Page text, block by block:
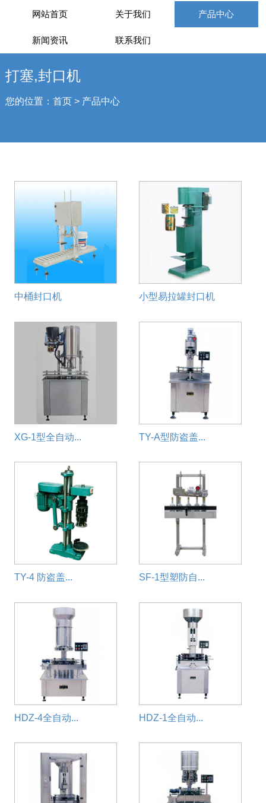
网站首页 关于我们 产品中心
新闻资讯 联系我们
打塞,封口机
您的位置： 首页> 产品中心
中桶封口机 小型易拉罐封口机
XG-1型全自动... TY-A型防盗盖...
TY-4 防盗盖... SF-1型塑防自...
HDZ-4全自动... HDZ-1全自动...